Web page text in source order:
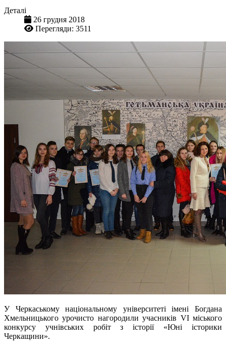
Деталі
26 грудня 2018
Перегляди: 3511
У Черкаському національному університеті імені Богдана
Хмельницького урочисто нагородили учасників VІ міського
конкурсу учнівських робіт з історії «Юні історики
Черкащини».